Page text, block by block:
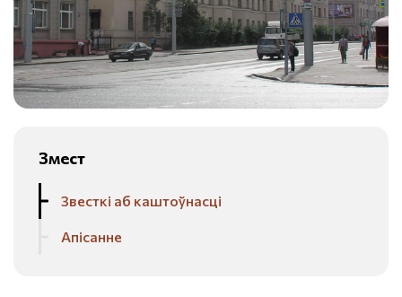
Змест
Звесткі аб каштоўнасці
Апісанне